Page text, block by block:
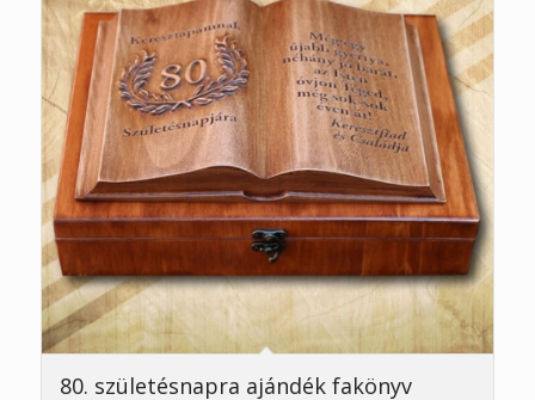
5.00
80. születésnapra ajándék fakönyv